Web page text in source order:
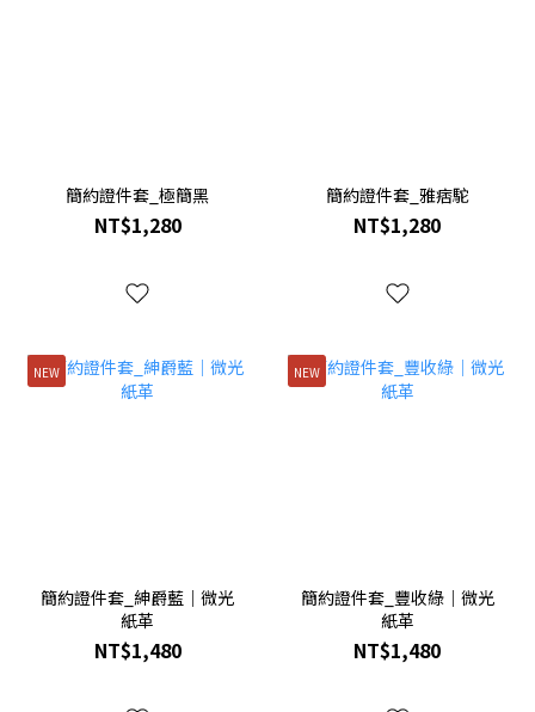
簡約證件套_極簡黑
NT$1,280
簡約證件套_雅痞駝
NT$1,280
NEW
簡約證件套_紳爵藍｜微光
紙革
NT$1,480
NEW
簡約證件套_豐收綠｜微光
紙革
NT$1,480